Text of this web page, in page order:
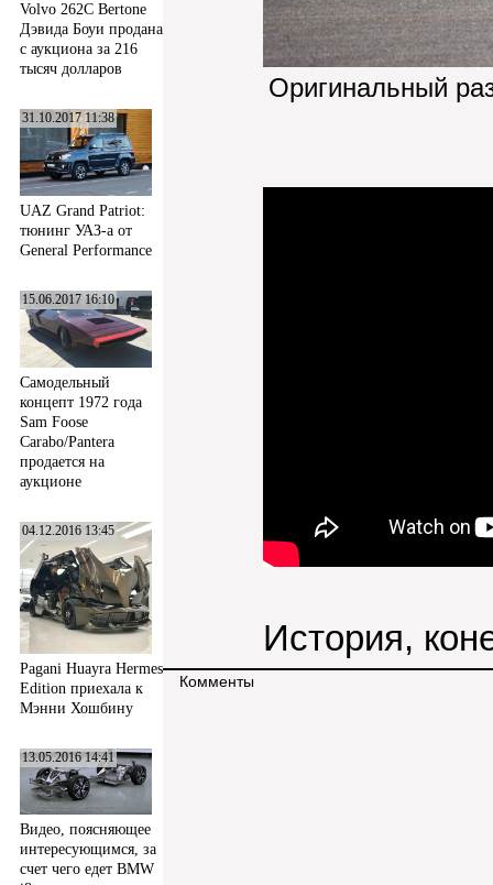
Volvo 262C Bertone
Дэвида Боуи продана
с аукциона за 216
тысяч долларов
31.10.2017 11:38
UAZ Grand Patriot:
тюнинг УАЗ-а от
General Performance
15.06.2017 16:10
Самодельный
концепт 1972 года
Sam Foose
Carabo/Pantera
продается на
аукционе
04.12.2016 13:45
Pagani Huayra Hermes
Edition приехала к
Мэнни Хошбину
13.05.2016 14:41
Видео, поясняющее
интересующимся, за
счет чего едет BMW
Оригинальный
История,
Комменты